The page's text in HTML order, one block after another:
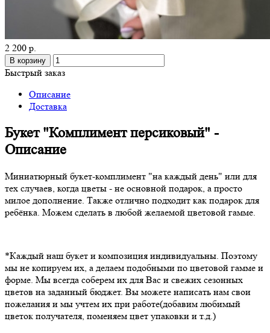
2 200 р.
В корзину
Быстрый заказ
Описание
Доставка
Букет "Комплимент персиковый" -
Описание
Миниатюрный букет-комплимент "на каждый день" или для
тех случаев, когда цветы - не основной подарок, а просто
милое дополнение. Также отлично подходит как подарок для
ребёнка. Можем сделать в любой желаемой цветовой гамме.
*Каждый наш букет и композиция индивидуальны. Поэтому
мы не копируем их, а делаем подобными по цветовой гамме и
форме. Мы всегда соберем их для Вас и свежих сезонных
цветов на заданный бюджет. Вы можете написать нам свои
пожелания и мы учтем их при работе(добавим любимый
цветок получателя, поменяем цвет упаковки и т.д.)